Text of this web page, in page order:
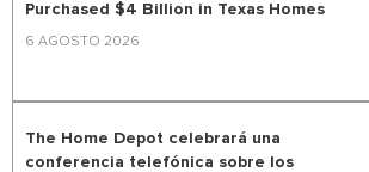
Purchased $4 Billion in Texas Homes
6 AGOSTO 2026
The Home Depot celebrará una
conferencia telefónica sobre los